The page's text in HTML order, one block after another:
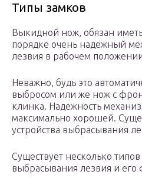
Типы замков
Выкидной нож, обязан
порядке очень надежный
лезвия в рабочем
Неважно, будь это
выбросом или же нож с
клинка. Надежность
максимально хорошей.
устройства выбрасывания
Существует несколько типов
выбрасывания лезвия и его